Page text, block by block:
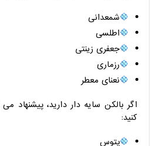
شمعدانی
اطلسی
جعفری زینتی
رزماری
نعنای معطر
اگر بالکن سایه‌ دار دارید، پیشنهاد
کنید:
پتوس